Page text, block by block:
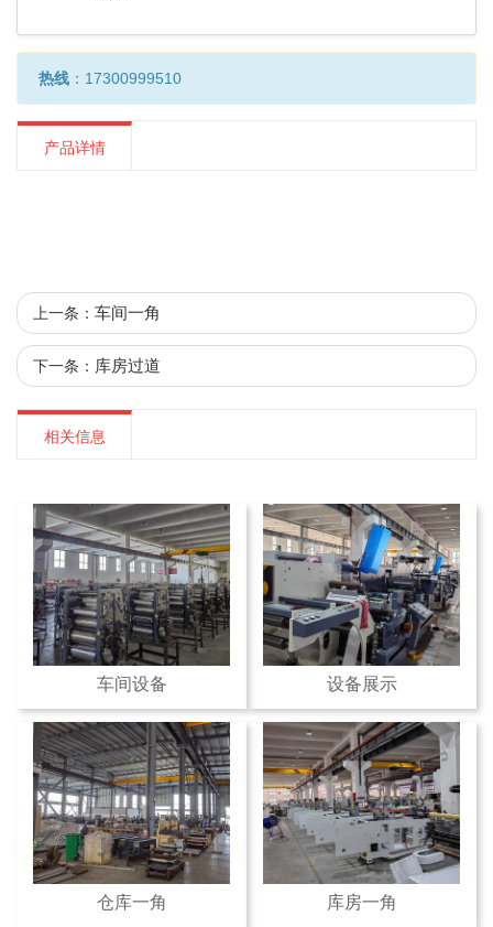
热线 ：17300999510
产品详情
上一条： 车间一角
下一条： 库房过道
相关信息
车间设备 设备展示
仓库一角 库房一角